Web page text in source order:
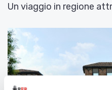
Un viaggio in regione